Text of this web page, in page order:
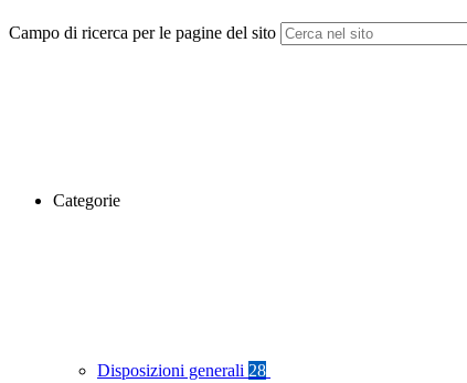
Campo di ricerca per le pagine del sito
Categorie
Disposizioni generali 28